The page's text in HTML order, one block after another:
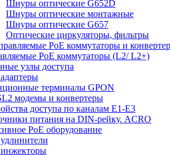
Шнуры оптические G652D
Шнуры оптические монтажные
Шнуры оптические G657
Оптические циркуляторы, фильтры
PoE коммутаторы и
PoE коммутаторы (L2/ L2+)
узлы доступа
терминалы GPON
модемы и конвертеры
доступа по каналам E1-E3
питания на DIN-рейку. ACRO
PoE оборудование